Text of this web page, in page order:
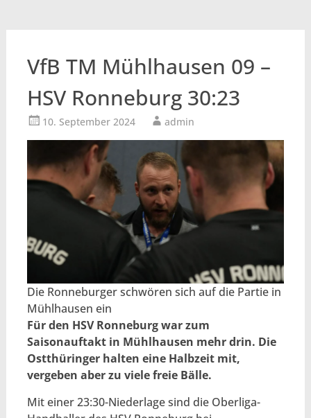
VfB TM Mühlhausen 09 –
HSV Ronneburg 30:23
10. September 2024 admin
Die Ronneburger schwören sich auf die Partie in
Mühlhausen ein
Für den HSV Ronneburg war zum
Saisonauftakt in Mühlhausen mehr drin. Die
Ostthüringer halten eine Halbzeit mit,
vergeben aber zu viele freie Bälle.
Mit einer 23:30-Niederlage sind die Oberliga-